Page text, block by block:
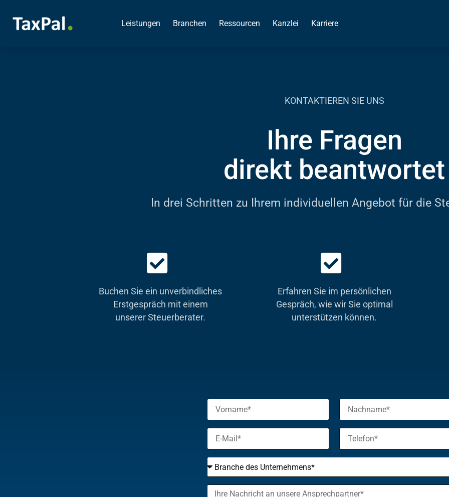
Leistungen Branchen Ressourcen Kanzlei Karriere
KONTAKTIEREN SIE UNS
Ihre Fragen
direkt beantwortet
In drei Schritten zu Ihrem individuellen Angebot für die
Buchen Sie ein unverbindliches
Erstgespräch mit einem
unserer Steuerberater.
Erfahren Sie im persönlichen
Gespräch, wie wir Sie optimal
unterstützen können.